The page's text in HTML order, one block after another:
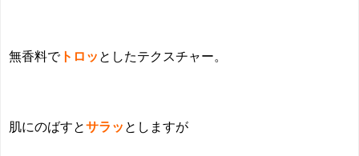
無香料でトロッ としたテクスチャー。
肌にのばすとサラッ としますが